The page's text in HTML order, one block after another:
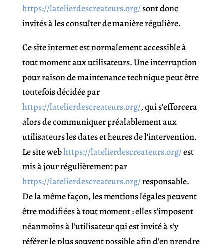
https://latelierdescreateurs.org/sont donc
invités à les consulter de manière régulière.
Ce site internet est normalement accessible à
tout moment aux utilisateurs. Une interruption
pour raison de maintenance technique peut être
toutefois décidée par
https://latelierdescreateurs.org/, qui s’efforcera
alors de communiquer préalablement aux
utilisateurs les dates et heures de l’intervention.
Le site webhttps://latelierdescreateurs.org/est
mis à jour régulièrement par
https://latelierdescreateurs.org/responsable.
De la même façon, les mentions légales peuvent
être modifiées à tout moment : elles s’imposent
néanmoins à l’utilisateur qui est invité à s’y
référer le plus souvent possible afin d’en prendre